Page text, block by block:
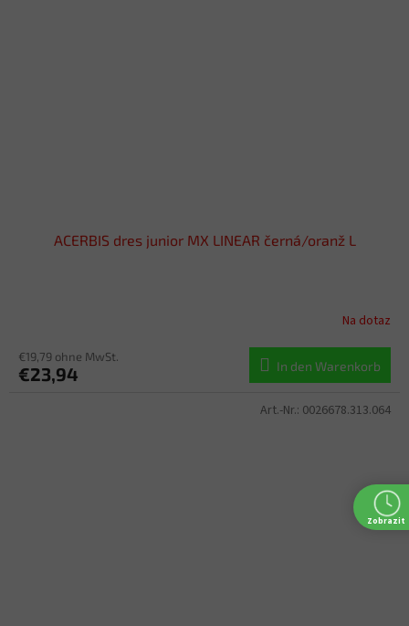
ACERBIS dres junior MX LINEAR černá/oranž L
Na dotaz
€19,79 ohne MwSt.
€23,94 In den Warenkorb
Art.-Nr.: 0026678.313.064
Zobrazit